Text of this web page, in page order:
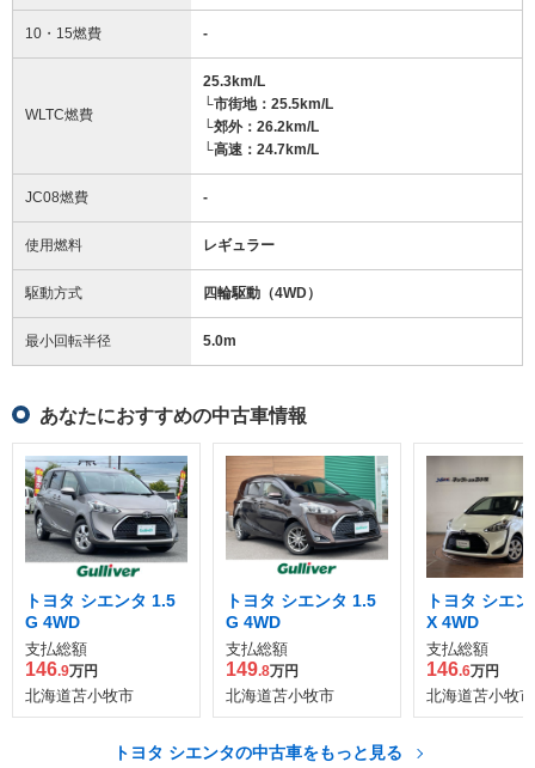
10・15燃費 -
WLTC燃費
25.3km/L
└市街地：25.5km/L
└郊外：26.2km/L
└高速：24.7km/L
JC08燃費 -
使用燃料 レギュラー
駆動方式 四輪駆動（4WD）
最小回転半径 5.0m
あなたにおすすめの中古車情報
トヨタ シエンタ 1.5
G 4WD
支払総額
146.9万円
北海道苫小牧市
トヨタ シエンタ 1.5
G 4WD
支払総額
149.8万円
北海道苫小牧市
トヨタ シエ
X 4WD
支払総額
146.6万円
北海道苫小牧市
トヨタ シエンタの中古車をもっと見る